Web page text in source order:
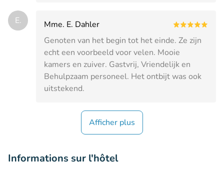
E.
Mme. E. Dahler
Genoten van het begin tot het einde. Ze zijn
echt een voorbeeld voor velen. Mooie
kamers en zuiver. Gastvrij, Vriendelijk en
Behulpzaam personeel. Het ontbijt was ook
uitstekend.
Afficher plus
Informations sur l'hôtel